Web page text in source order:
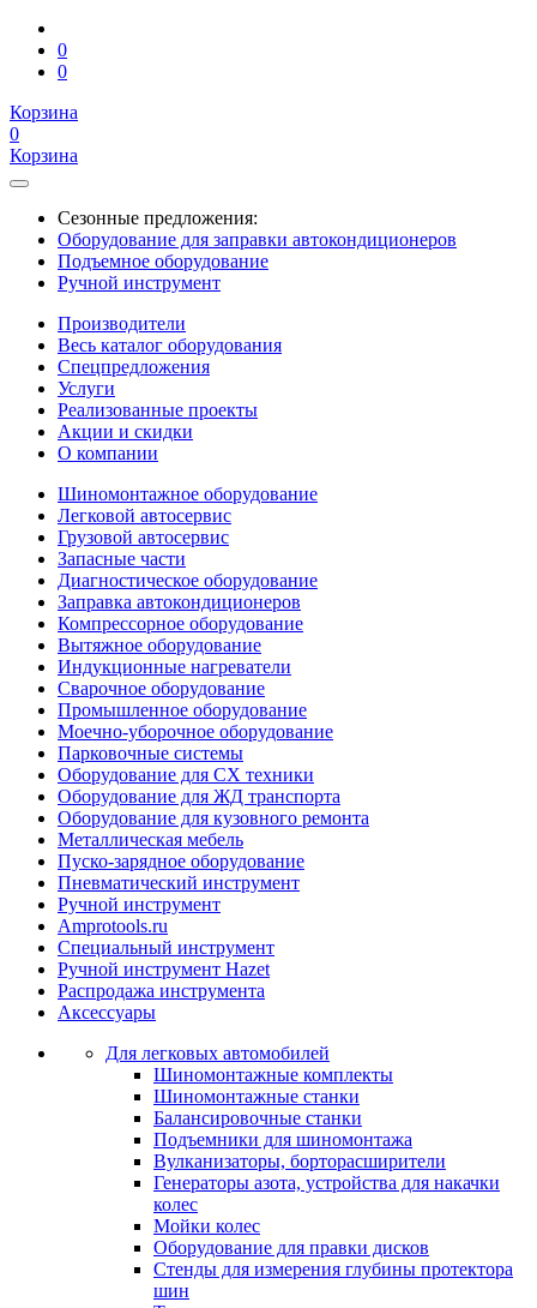
0
0
Корзина
0
Корзина
Сезонные предложения:
Оборудование для заправки автокондиционеров
Подъемное оборудование
Ручной инструмент
Производители
Весь каталог оборудования
Спецпредложения
Услуги
Реализованные проекты
Акции и скидки
О компании
Шиномонтажное оборудование
Легковой автосервис
Грузовой автосервис
Запасные части
Диагностическое оборудование
Заправка автокондиционеров
Компрессорное оборудование
Вытяжное оборудование
Индукционные нагреватели
Сварочное оборудование
Промышленное оборудование
Моечно-уборочное оборудование
Парковочные системы
Оборудование для СХ техники
Оборудование для ЖД транспорта
Оборудование для кузовного ремонта
Металлическая мебель
Пуско-зарядное оборудование
Пневматический инструмент
Ручной инструмент
Amprotools.ru
Специальный инструмент
Ручной инструмент Hazet
Распродажа инструмента
Аксессуары
Для легковых автомобилей
Шиномонтажные комплекты
Шиномонтажные станки
Балансировочные станки
Подъемники для шиномонтажа
Вулканизаторы, борторасширители
Генераторы азота, устройства для накачки
колес
Мойки колес
Оборудование для правки дисков
Стенды для измерения глубины протектора
шин